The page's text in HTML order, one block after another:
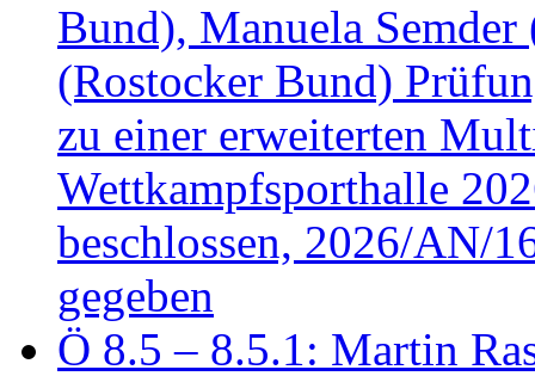
Bund), Manuela
(Rostocker Bund)
zu einer erweiterten
Wettkampfsporthalle
beschlossen, 2026/AN/
gegeben
Ö 8.5 – 8.5.1: Martin